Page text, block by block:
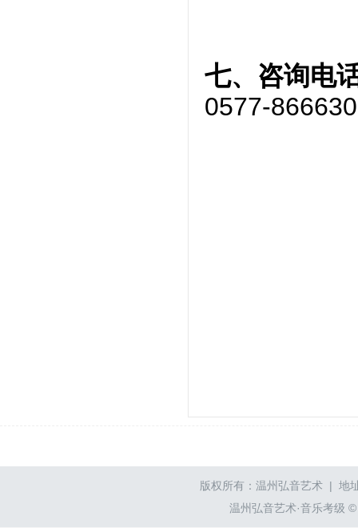
七、咨询电
0577-
版权所有：温州弘音艺术 | 地
温州弘音艺术·音乐考级